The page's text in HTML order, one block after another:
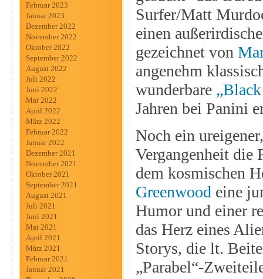
Februar 2023
Januar 2023
Dezember 2022
November 2022
Oktober 2022
September 2022
August 2022
Juli 2022
Juni 2022
Mai 2022
April 2022
März 2022
Februar 2022
Januar 2022
Dezember 2021
November 2021
Oktober 2021
September 2021
August 2021
Juli 2021
Juni 2021
Mai 2021
April 2021
März 2021
Februar 2021
Januar 2021
Surfer/Matt
einen
gezeichnet von
angenehm
wunderbare
Jahren bei Panini
Noch ein
Vergangenheit die
dem kosmischen
Greenwood eine
Humor und einer
das Herz eines
Storys, die lt.
„Parabel“-